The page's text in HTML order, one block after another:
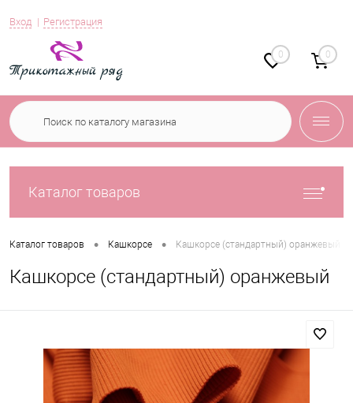
Вход Регистрация
0 0
Каталог товаров
Каталог товаров • Кашкорсе • Кашкорсе (стандартный) оранжевый
Кашкорсе (стандартный) оранжевый